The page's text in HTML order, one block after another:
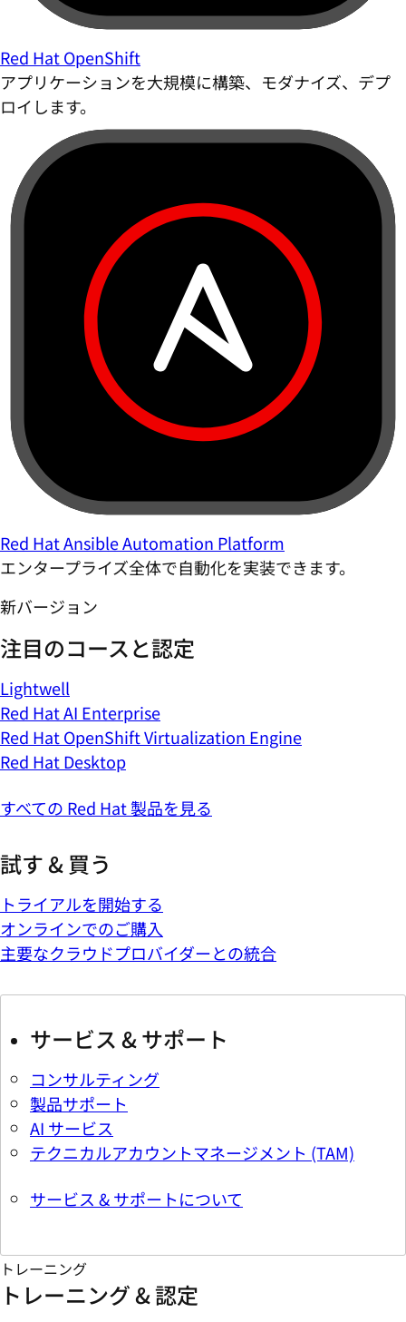
Red Hat OpenShift
アプリケーションを大規模に構築、モダナイズ、デプ
ロイします。
Red Hat Ansible Automation Platform
エンタープライズ全体で自動化を実装できます。
新バージョン
注目のコースと認定
Lightwell
Red Hat AI Enterprise
Red Hat OpenShift Virtualization Engine
Red Hat Desktop
すべての Red Hat 製品を見る
試す & 買う
トライアルを開始する
オンラインでのご購入
主要なクラウドプロバイダーとの統合
サービス & サポート
コンサルティング
製品サポート
AI サービス
テクニカルアカウントマネージメント (TAM)
サービス & サポートについて
トレーニング
トレーニング & 認定